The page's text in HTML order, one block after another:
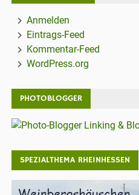
Anmelden
Eintrags-Feed
Kommentar-Feed
WordPress.org
PHOTOBLOGGER
SPEZIALTHEMA RHEINHESSEN